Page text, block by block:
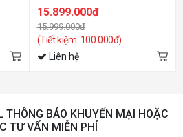
15.899.000đ
15.999.000đ
(Tiết kiệm: 100.000đ)
Liên hệ
BÁO KHUYẾN MẠI HOẶC
TƯ VẤN MIỄN PHÍ